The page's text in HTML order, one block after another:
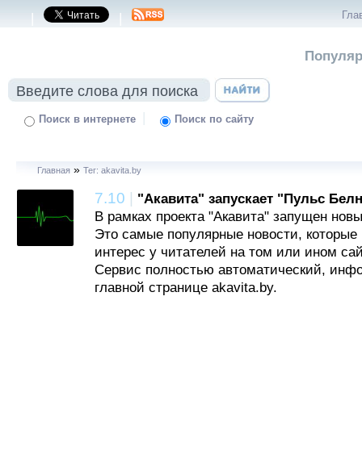
| |
Поиск в интернете | Поиск по сайту
Главная » Тег: akavita.by
7.10
"Акавита" запускает "Пульс
В рамках проекта "Акавита" запущен
Это самые популярные новости,
интерес у читателей на том или ином
Сервис полностью автоматический,
главной странице akavita.by.